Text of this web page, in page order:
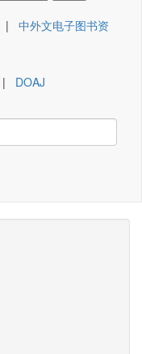
| 中外文电子图书资
| DOAJ